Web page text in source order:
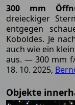
300 mm
dreieckiger
entgegen
Koboldes. Je
auch wie ein
aus. — 300 mm
18. 10. 2025,
Objekte